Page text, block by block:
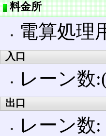
料金所
電算処理
入口
レーン数
出口
レーン数: